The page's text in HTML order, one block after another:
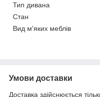
Тип дивана
Стан
Вид м'яких меблів
Умови доставки
Доставка здійснюється